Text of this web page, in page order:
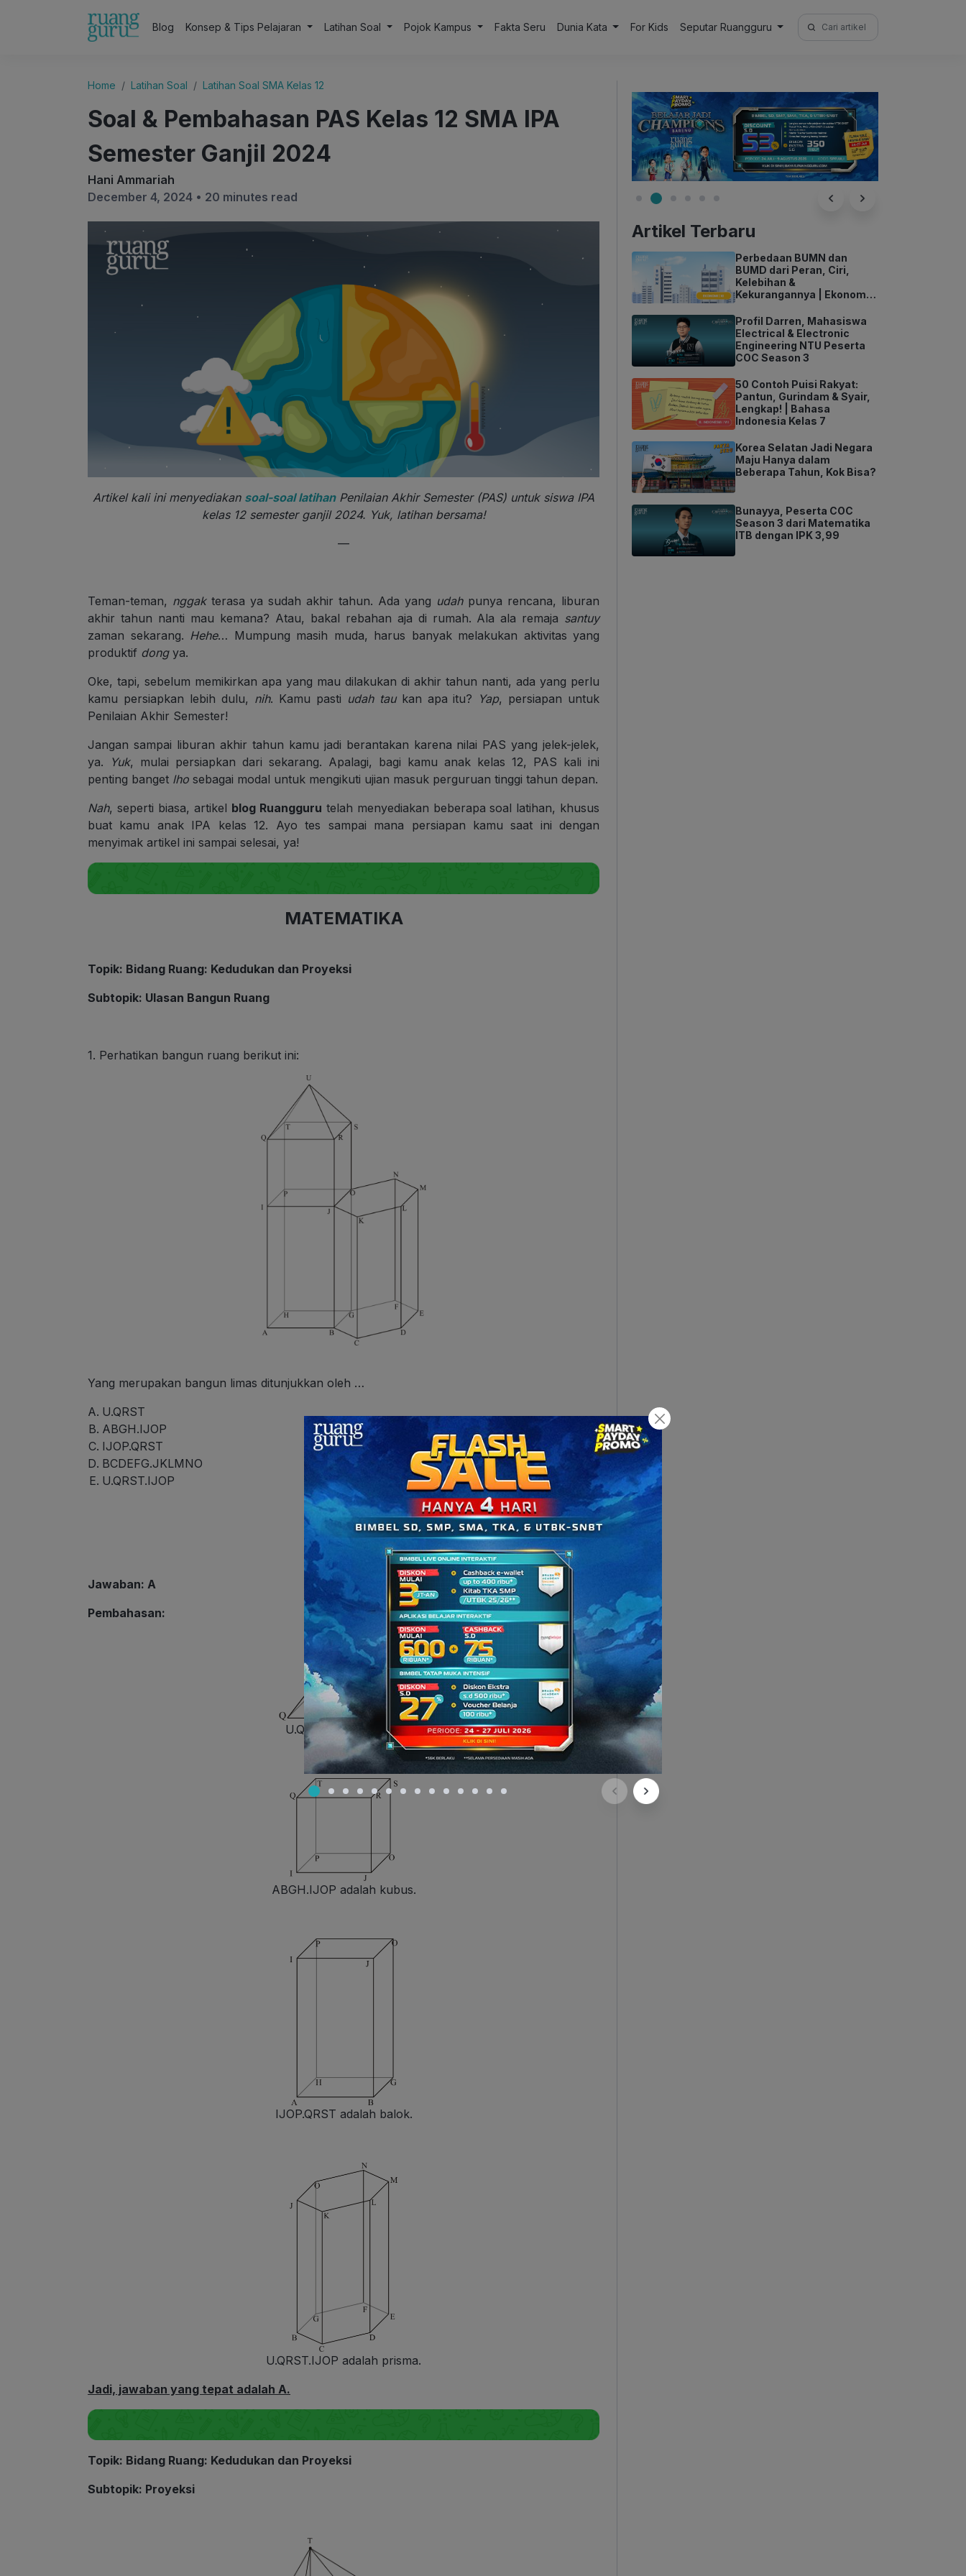
Blog Konsep & Tips Pelajaran Latihan Soal Pojok Kampus Fakta Seru Dunia Kata For Kids Seputar Ruangguru
Search
for:
Home Latihan Soal Latihan Soal SMA Kelas 12
Soal & Pembahasan PAS Kelas 12 SMA IPA
Semester Ganjil 2024
Hani Ammariah
December 4, 2024 • 20 minutes read
Artikel kali ini menyediakan soal-soal latihanPenilaian Akhir Semester (PAS) untuk siswa IPA
kelas 12 semester ganjil 2024. Yuk, latihan bersama!
—
Teman-teman, nggakterasa ya sudah akhir tahun. Ada yang udahpunya rencana, liburan
akhir tahun nanti mau kemana? Atau, bakal rebahan aja di rumah. Ala ala remaja santuy
zaman sekarang. Hehe… Mumpung masih muda, harus banyak melakukan aktivitas yang
produktif dongya.
Oke, tapi, sebelum memikirkan apa yang mau dilakukan di akhir tahun nanti, ada yang perlu
kamu persiapkan lebih dulu, nih. Kamu pasti udah taukan apa itu? Yap, persiapan untuk
Penilaian Akhir Semester!
Jangan sampai liburan akhir tahun kamu jadi berantakan karena nilai PAS yang jelek-jelek,
ya.
Yuk, mulai persiapkan dari sekarang. Apalagi, bagi kamu anak kelas 12, PAS kali ini
penting banget lho sebagai modal untuk mengikuti ujian masuk perguruan tinggi tahun depan.
Nah, seperti biasa, artikel blog Ruangguru telah menyediakan beberapa soal latihan, khusus
buat kamu anak IPA kelas 12. Ayo tes sampai mana persiapan kamu saat ini dengan
menyimak artikel ini sampai selesai, ya!
MATEMATIKA
Topik: Bidang Ruang: Kedudukan dan Proyeksi
Subtopik: Ulasan Bangun Ruang
1. Perhatikan bangun ruang berikut ini:
Yang merupakan bangun limas ditunjukkan oleh …
U.QRST
ABGH.IJOP
IJOP.QRST
BCDEFG.JKLMNO
U.QRST.IJOP
Jawaban: A
Pembahasan:
U.QRST adalah limas.
ABGH.IJOP adalah kubus.
IJOP.QRST adalah balok.
U.QRST.IJOP adalah prisma.
Jadi, jawaban yang tepat adalah A.
Topik: Bidang Ruang: Kedudukan dan Proyeksi
Subtopik: Proyeksi
Artikel Terbaru
Perbedaan BUMN dan
BUMD dari Peran, Ciri,
Kelebihan &
Kekurangannya | Ekonomi
Profil Darren, Mahasiswa
Electrical & Electronic
Engineering NTU Peserta
COC Season 3
50 Contoh Puisi Rakyat:
Pantun, Gurindam & Syair,
Lengkap! | Bahasa
Indonesia Kelas 7
Korea Selatan Jadi Negara
Maju Hanya dalam
Beberapa Tahun, Kok Bisa?
Bunayya, Peserta COC
Season 3 dari Matematika
ITB dengan IPK 3,99